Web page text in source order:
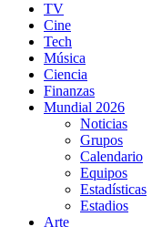
TV
Cine
Tech
Música
Ciencia
Finanzas
Mundial 2026
Noticias
Grupos
Calendario
Equipos
Estadísticas
Estadios
Arte